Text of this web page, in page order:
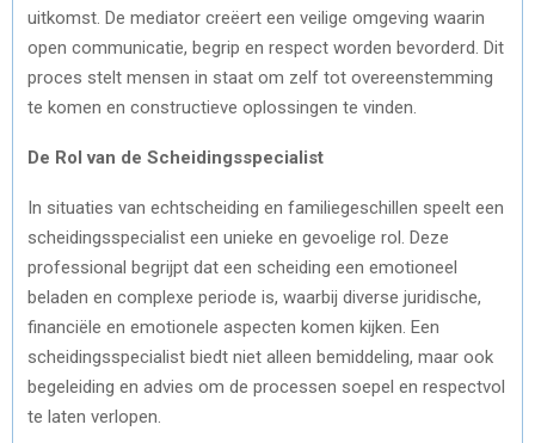
uitkomst. De mediator creëert een veilige omgeving waarin
open communicatie, begrip en respect worden bevorderd. Dit
proces stelt mensen in staat om zelf tot overeenstemming
te komen en constructieve oplossingen te vinden.
De Rol van de Scheidingsspecialist
In situaties van echtscheiding en familiegeschillen speelt een
scheidingsspecialist een unieke en gevoelige rol. Deze
professional begrijpt dat een scheiding een emotioneel
beladen en complexe periode is, waarbij diverse juridische,
financiële en emotionele aspecten komen kijken. Een
scheidingsspecialist biedt niet alleen bemiddeling, maar ook
begeleiding en advies om de processen soepel en respectvol
te laten verlopen.